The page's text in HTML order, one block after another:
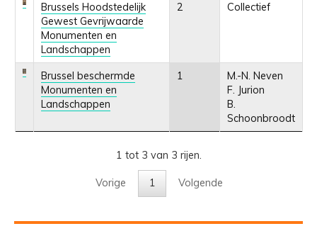
Brussels Hoodstedelijk
Gewest Gevrijwaarde
Monumenten en
Landschappen
2 Collectief
Brussel beschermde
Monumenten en
Landschappen
1
M.-N. Neven
F. Jurion
B.
Schoonbroodt
1 tot 3 van 3 rijen.
Vorige 1 Volgende